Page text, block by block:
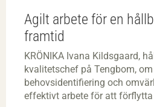
Agilt arbete för en
framtid
KRÖNIKA Ivana Kildsgaard,
kvalitetschef på Tengbom,
behovsidentifiering och
effektivt arbete för att